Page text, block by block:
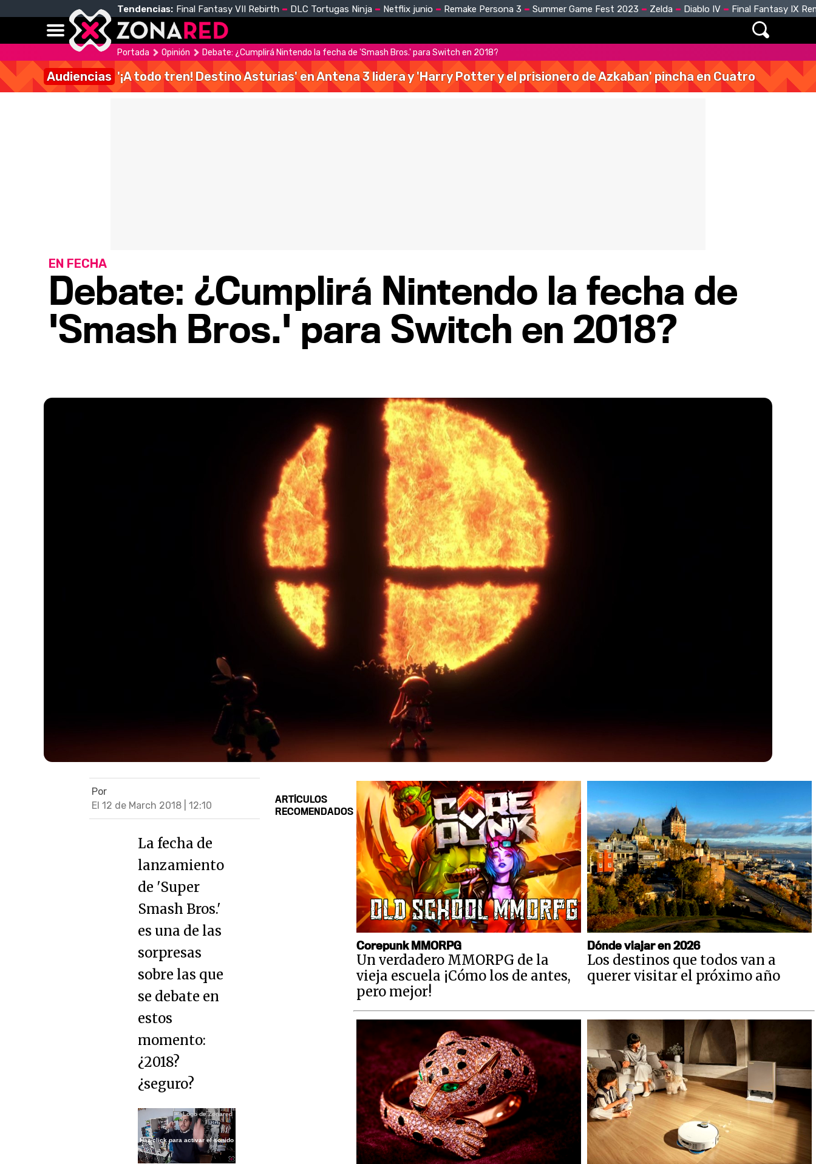
Tendencias: Final Fantasy VII Rebirth DLC Tortugas Ninja Netflix junio Remake Persona 3 Summer Game Fest 2023 Zelda Diablo IV Final Fantasy IX
Portada Opinión Debate: ¿Cumplirá Nintendo la fecha de 'Smash Bros.' para Switch en 2018?
Audiencias '¡A todo tren! Destino Asturias' en Antena 3 lidera y 'Harry Potter y el prisionero de Azkaban' pincha en Cuatro
Debate: ¿Cumplirá Nintendo la fecha de
'Smash Bros.' para Switch en 2018?
EN FECHA
Por
El 12 de March 2018 | 12:10
La fecha de
lanzamiento
de 'Super
Smash Bros.'
es una de las
sorpresas
sobre las que
se debate en
estos
momento:
¿2018?
¿seguro?
Unmute
Loaded:
4.13%
Haz click para activar el sonido
ARTÍCULOS
RECOMENDADOS
Corepunk MMORPG
Un verdadero MMORPG de la
vieja escuela ¡Cómo los de antes,
pero mejor!
Dónde viajar en 2026
Los destinos que todos van a
querer visitar el próximo año